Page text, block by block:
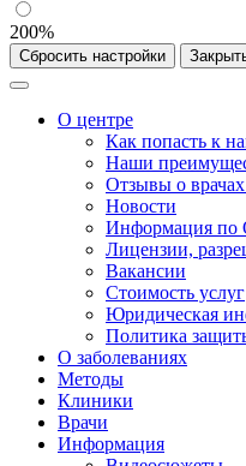
200%
Сбросить настройки
О центре
Как попасть к
Наши
Отзывы о
Новости
Информация
Лицензии,
Вакансии
Стоимость услуг
Юридическая
Политика
О заболеваниях
Методы
Клиники
Врачи
Информация